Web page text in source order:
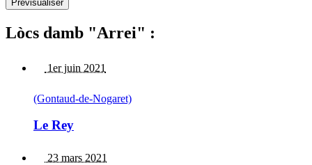
Lòcs damb "Arrei" :
1er juin 2021
(Gontaud-de-Nogaret)
Le Rey
23 mars 2021